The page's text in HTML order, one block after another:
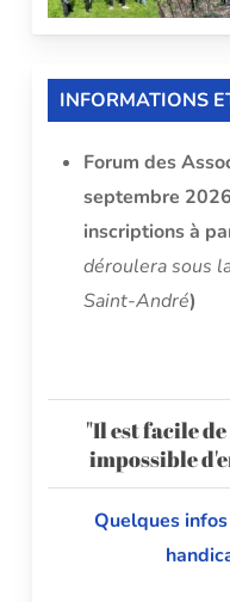
INFORMATIONS
Forum des
septembre
inscriptions à
déroulera sous
Saint-André)
"Il est facile
impossible
Quelques